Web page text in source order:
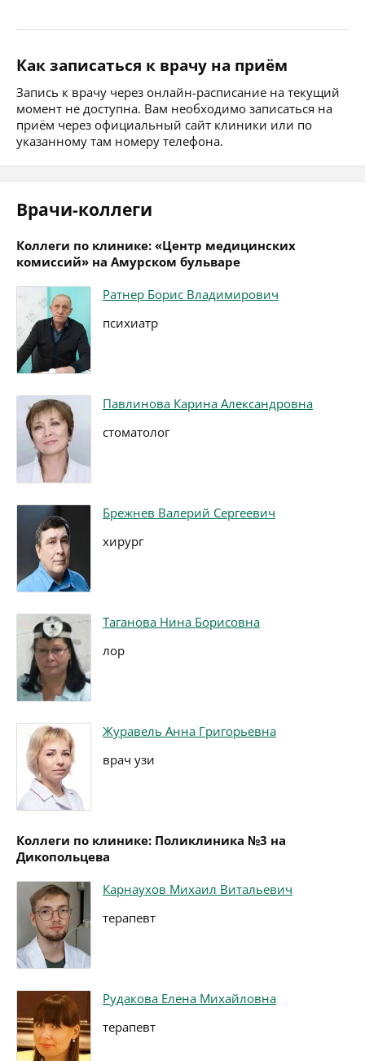
Как записаться к врачу на приём
Запись к врачу через онлайн-расписание на текущий
момент не доступна. Вам необходимо записаться на
приём через официальный сайт клиники или по
указанному там номеру телефона.
Врачи-коллеги
Коллеги по клинике: «Центр медицинских
комиссий» на Амурском бульваре
Ратнер Борис Владимирович
психиатр
Павлинова Карина Александровна
стоматолог
Брежнев Валерий Сергеевич
хирург
Таганова Нина Борисовна
лор
Журавель Анна Григорьевна
врач узи
Коллеги по клинике: Поликлиника №3 на
Дикопольцева
Карнаухов Михаил Витальевич
терапевт
Рудакова Елена Михайловна
терапевт